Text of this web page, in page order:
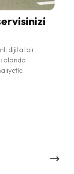
dijital bir
alanda